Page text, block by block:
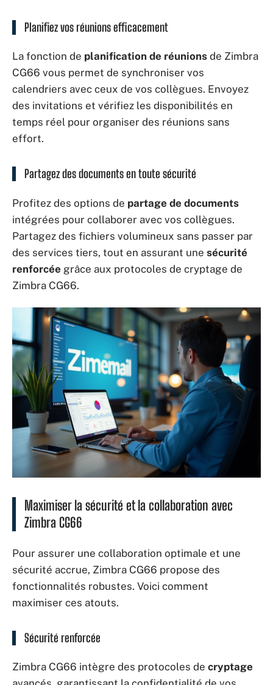
Planifiez vos réunions efficacement
La fonction de planification de réunions de Zimbra
CG66 vous permet de synchroniser vos
calendriers avec ceux de vos collègues. Envoyez
des invitations et vérifiez les disponibilités en
temps réel pour organiser des réunions sans
effort.
Partagez des documents en toute sécurité
Profitez des options de partage de documents
intégrées pour collaborer avec vos collègues.
Partagez des fichiers volumineux sans passer par
des services tiers, tout en assurant une sécurité
renforcée grâce aux protocoles de cryptage de
Zimbra CG66.
Maximiser la sécurité et la collaboration avec
Zimbra CG66
Pour assurer une collaboration optimale et une
sécurité accrue, Zimbra CG66 propose des
fonctionnalités robustes. Voici comment
maximiser ces atouts.
Sécurité renforcée
Zimbra CG66 intègre des protocoles de cryptage